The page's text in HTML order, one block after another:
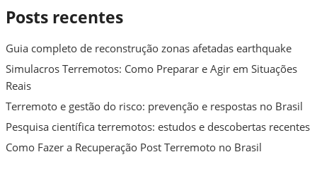
Posts recentes
Guia completo de reconstrução zonas afetadas earthquake
Simulacros Terremotos: Como Preparar e Agir em Situações
Reais
Terremoto e gestão do risco: prevenção e respostas no Brasil
Pesquisa científica terremotos: estudos e descobertas recentes
Como Fazer a Recuperação Post Terremoto no Brasil